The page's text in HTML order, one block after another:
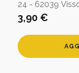
24 - 62039
3,90 €
Zuppa
montanara